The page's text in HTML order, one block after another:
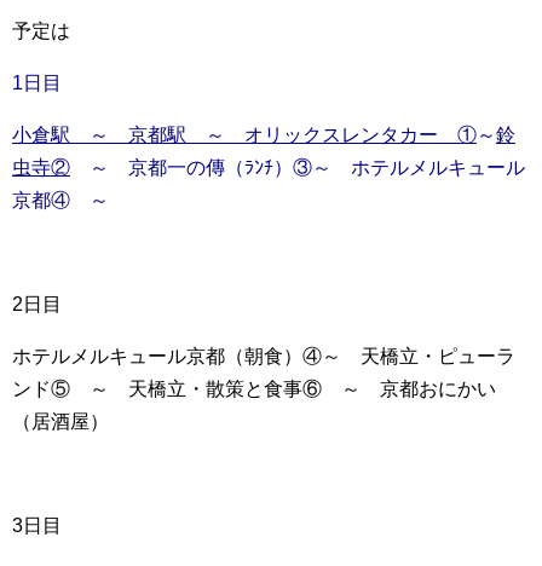
予定は
1日目
小倉駅 ～ 京都駅 ～ オリックスレンタカー ①～鈴
虫寺② ～ 京都一の傳（ﾗﾝﾁ）③～ ホテルメルキュール
京都④ ～
2日目
ホテルメルキュール京都（朝食）④～ 天橋立・ピューラ
ンド⑤ ～ 天橋立・散策と食事⑥ ～ 京都おにかい
（居酒屋）
3日目